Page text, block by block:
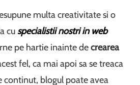
multa creativitate si o
cuspecialistii nostri in web
pe hartie inainte decrearea
fel, ca mai apoi sa se treaca
continut, blogul poate avea